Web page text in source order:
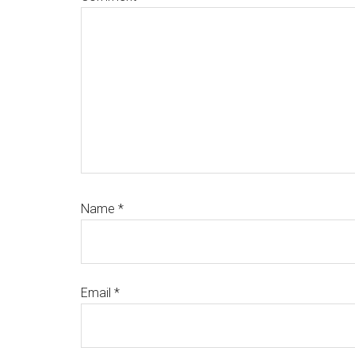
Name *
Email *